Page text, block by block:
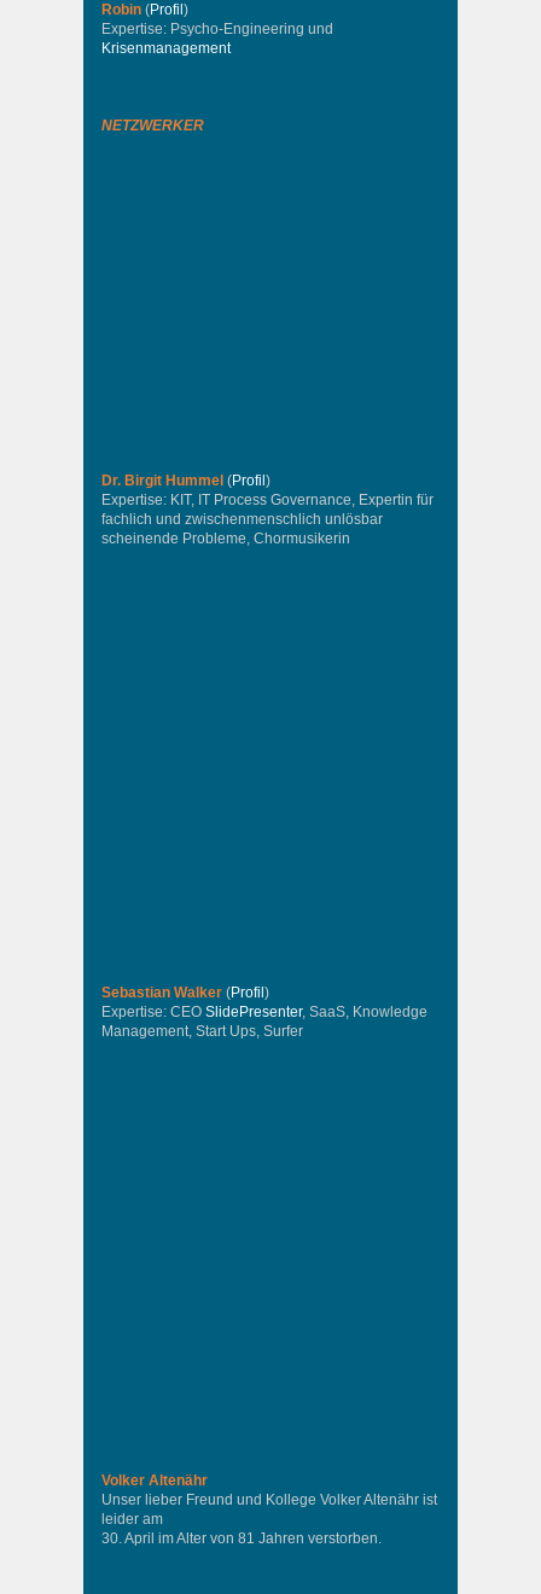
Robin (Profil )
Expertise: Psycho-Engineering und
Krisenmanagement
NETZWERKER
Dr. Birgit Hummel (Profil )
Expertise: KIT, IT Process Governance, Expertin für
fachlich und zwischenmenschlich unlösbar
scheinende Probleme, Chormusikerin
Sebastian Walker (Profil )
Expertise: CEO SlidePresenter, SaaS, Knowledge
Management, Start Ups, Surfer
Volker Altenähr
Unser lieber Freund und Kollege Volker Altenähr ist
leider am
30. April im Alter von 81 Jahren verstorben.